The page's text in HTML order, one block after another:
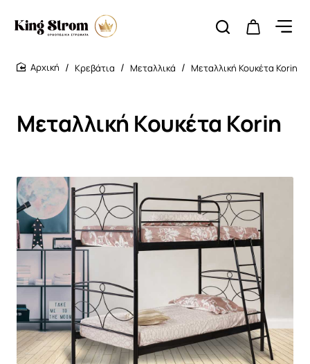
Κρεβάτια Μεταλλικά Μεταλλική Κουκέτα Korin
Μεταλλική Κουκέτα Korin